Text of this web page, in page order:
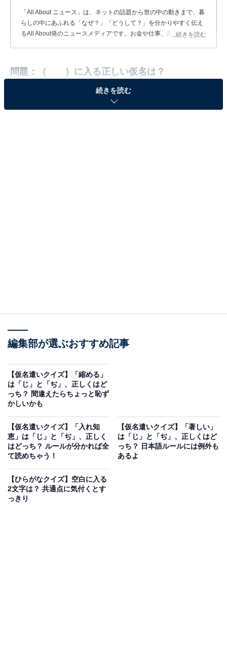
「All About ニュース」は、ネットの話題から世の中の動きまで、暮
らしの中にあふれる「なぜ？」「どうして？」を分かりやすく伝え
るAll About発のニュースメディアです。お金や仕事、恋愛、ITに関
...続きを読む
問題：（ ）に入る正しい仮名は？
続きを読む
編集部が選ぶおすすめ記事
【仮名遣いクイズ】「縮める」
は「じ」と「ぢ」、正しくはど
っち？ 間違えたらちょっと恥ず
かしいかも
【仮名遣いクイズ】「入れ知
恵」は「じ」と「ぢ」、正しく
はどっち？ ルールが分かれば全
て読めちゃう！
【仮名遣いクイズ】「著しい」
は「じ」と「ぢ」、正しくはど
っち？ 日本語ルールには例外も
あるよ
【ひらがなクイズ】空白に入る
2文字は？ 共通点に気付くとす
っきり